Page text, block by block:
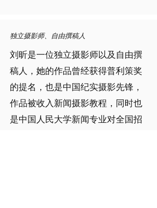
独立摄影师、自由撰稿人
刘昕是一位独立摄影师以及自由撰
稿人，她的作品曾经获得普利策奖
的提名，也是中国纪实摄影先锋，
作品被收入新闻摄影教程，同时也
是中国人民大学新闻专业对全国招